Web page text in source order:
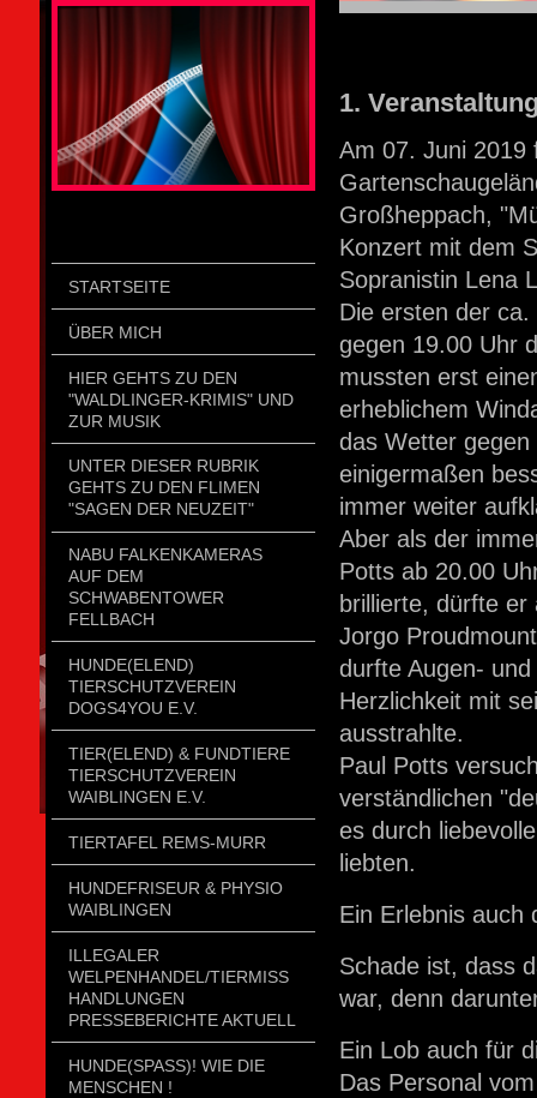
STARTSEITE
ÜBER MICH
HIER GEHTS ZU DEN
"WALDLINGER-KRIMIS" UND
ZUR MUSIK
UNTER DIESER RUBRIK
GEHTS ZU DEN FLIMEN
"SAGEN DER NEUZEIT"
NABU FALKENKAMERAS
AUF DEM
SCHWABENTOWER
FELLBACH
HUNDE(ELEND)
TIERSCHUTZVEREIN
DOGS4YOU E.V.
TIER(ELEND) & FUNDTIERE
TIERSCHUTZVEREIN
WAIBLINGEN E.V.
TIERTAFEL REMS-MURR
HUNDEFRISEUR & PHYSIO
WAIBLINGEN
ILLEGALER
WELPENHANDEL/TIERMISSH
ANDLUNGEN P
RESSEBERICHTE AKTUELL
HUNDE(SPASS)! WIE DIE
MENSCHEN !
1.
Am 07. Juni 2019
Großheppach,
Konzert mit dem
Sopranistin Lena
Die ersten der
gegen 19.00 Uhr
mussten erst
erheblichem
das Wetter
einigermaßen
immer weiter
Aber als der
Potts ab 20.00
brillierte, dürfte
Jorgo
durfte Augen-
Herzlichkeit mit
ausstrahlte.
Paul Potts
verständlichen
es durch
liebten.
Ein Erlebnis auch
Schade ist, dass
war, denn
Ein Lob auch für
Das Personal